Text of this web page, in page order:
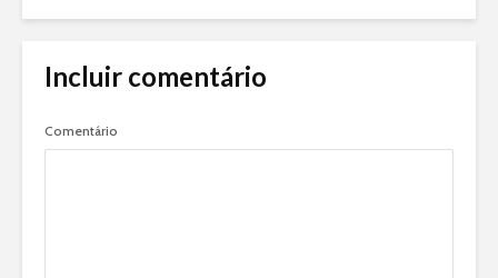
Incluir comentário
Comentário